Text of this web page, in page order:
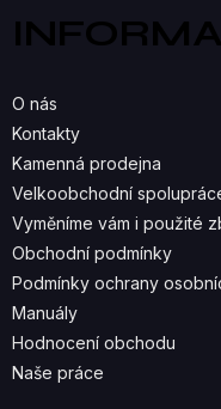
O nás
Kontakty
Kamenná prodejna
Velkoobchodní
Vyměníme vám i použité
Obchodní podmínky
Podmínky ochrany
Manuály
Hodnocení obchodu
Naše práce